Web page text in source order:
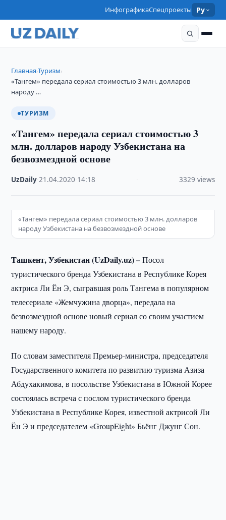
ИнфографикаСпецпроекты Ру
Главная›Туризм›
«Тангем» передала сериал стоимостью 3 млн. долларов
народу …
ТУРИЗМ
«Тангем» передала сериал стоимостью 3
млн. долларов народу Узбекистана на
безвозмездной основе
UzDaily ·21.04.2020 14:18 3329 views
«Тангем» передала сериал стоимостью 3 млн. долларов
народу Узбекистана на безвозмездной основе
Ташкент, Узбекистан (UzDaily.uz) –Посол
туристического бренда Узбекистана в Республике Корея
актриса Ли Ён Э, сыгравшая роль Тангема в популярном
телесериале «Жемчужина дворца», передала на
безвозмездной основе новый сериал со своим участием
нашему народу.
По словам заместителя Премьер-министра, председателя
Государственного комитета по развитию туризма Азиза
Абдухакимова, в посольстве Узбекистана в Южной Корее
состоялась встреча с послом туристического бренда
Узбекистана в Республике Корея, известной актрисой Ли
Ён Э и председателем «GroupEight» Бьёнг Джунг Сон.